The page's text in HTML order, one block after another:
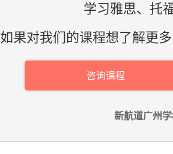
学习雅思、托
如果对我们的课程想了解更
咨询课程
新航道广州